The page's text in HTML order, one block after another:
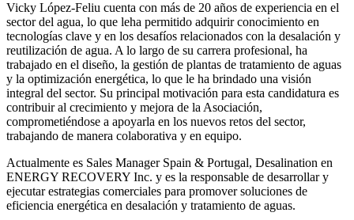
Vicky López-Feliu cuenta con más de 20 años de experiencia en el
sector del agua, lo que leha permitido adquirir conocimiento en
tecnologías clave y en los desafíos relacionados con la desalación y
reutilización de agua. A lo largo de su carrera profesional, ha
trabajado en el diseño, la gestión de plantas de tratamiento de aguas
y la optimización energética, lo que le ha brindado una visión
integral del sector. Su principal motivación para esta candidatura es
contribuir al crecimiento y mejora de la Asociación,
comprometiéndose a apoyarla en los nuevos retos del sector,
trabajando de manera colaborativa y en equipo.
Actualmente es Sales Manager Spain & Portugal, Desalination en
ENERGY RECOVERY Inc. y es la responsable de desarrollar y
ejecutar estrategias comerciales para promover soluciones de
eficiencia energética en desalación y tratamiento de aguas.